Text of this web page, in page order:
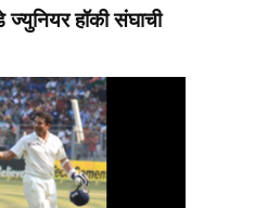
हॉकी संघाची